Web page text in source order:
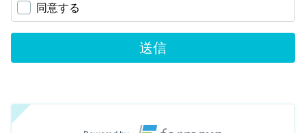
生年月日，住所，電話番号，連絡先その他の記述等により特定の個人
を識別できる情報及び容貌，指紋，声紋にかかるデータ，及び健康保
険証の保険者番号などの当該情報単体から特定の個人を識別できる情
報（個人識別情報）を指します。
第3条（個人情報を収集・利用する目的）
同意する
送信